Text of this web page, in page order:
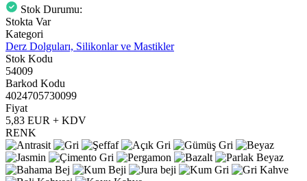
Stok Durumu:
Stokta Var
Kategori
Derz Dolguları, Silikonlar ve Mastikler
Stok Kodu
54009
Barkod Kodu
4024705730099
Fiyat
5,83 EUR + KDV
RENK